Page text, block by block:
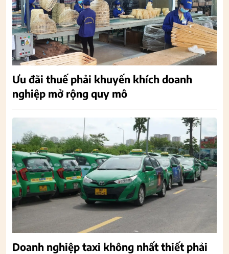
Ưu đãi thuế phải khuyến khích doanh
nghiệp mở rộng quy mô
Doanh nghiệp taxi không nhất thiết phải